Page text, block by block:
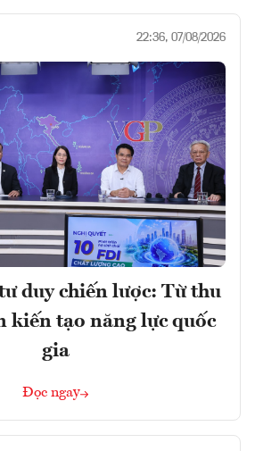
22:36, 07/08/2026
duy chiến lược: Từ thu
kiến tạo năng lực quốc
gia
Đọc ngay